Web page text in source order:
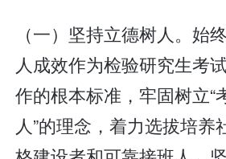
（一）坚持立德树人。始
人成效作为检验研究生考
作的根本标准，牢固树立“
人”的理念，着力选拔培养